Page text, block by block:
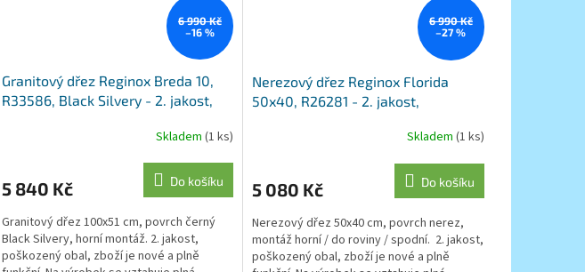
6 990 Kč
–16 %
Granitový dřez Reginox Breda 10,
R33586, Black Silvery - 2. jakost,
Skladem (1 ks)
5 840 Kč Do košíku
Granitový dřez 100x51 cm, povrch černý
Black Silvery, horní montáž. 2. jakost,
poškozený obal, zboží je nové a plně
6 990 Kč
–27 %
Nerezový dřez Reginox Florida
50x40, R26281 - 2. jakost,
Skladem (1 ks)
5 080 Kč Do košíku
Nerezový dřez 50x40 cm, povrch nerez,
montáž horní / do roviny / spodní. 2. jakost,
poškozený obal, zboží je nové a plně